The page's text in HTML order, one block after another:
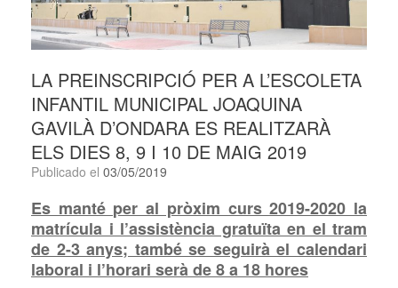
LA PREINSCRIPCIÓ PER A L’ESCOLETA
INFANTIL MUNICIPAL JOAQUINA
GAVILÀ D’ONDARA ES REALITZARÀ
ELS DIES 8, 9 I 10 DE MAIG 2019
Publicado el 03/05/2019
Es manté per al pròxim curs 2019-2020 la
matrícula i l’assistència gratuïta en el tram
de 2-3 anys; també se seguirà el calendari
laboral i l’horari serà de 8 a 18 hores